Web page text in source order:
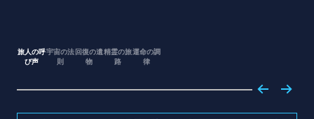
旅人の呼
び声
宇宙の法
則
回復の遺
物
精霊の旅
路
運命の調
律